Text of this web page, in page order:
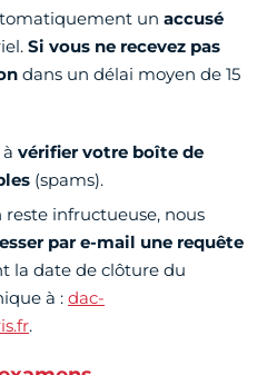
un accusé
Si vous ne recevez pas
dans un délai moyen de 15
vérifier votre boîte de
(spams).
infructueuse, nous
par e-mail une requête
la date de clôture du
à : dac-
.